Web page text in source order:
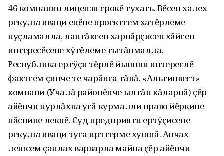
46 компанин лицензи срокĕ тухать. Вĕсен халех
рекультиваци енĕпе проектсем хатĕрлеме
пуçламалла, лаптăксен харпăрçисен хăйсен
интересĕсене хÿтĕлеме тытăнмалла.
Республика ертÿçи тĕрлĕ йышши интереслĕ
фактсем çинче те чарăнса тăнă. «Альтинвест»
компани (Учалă районĕнче ылтăн кăларнă) çĕр
айĕнчи пурлăхпа усă курмалли право йĕркине
пăснипе лекнĕ. Суд предприяти ертÿçисене
рекультиваци туса ирттерме хушнă. Анчах
лешсем çаплах варварла майпа çĕр айĕнчи